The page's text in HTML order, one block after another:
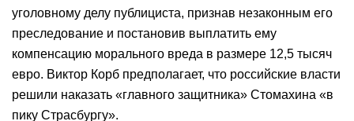
уголовному делу публициста, признав незаконным его
преследование и постановив выплатить ему
компенсацию морального вреда в размере 12,5 тысяч
евро. Виктор Корб предполагает, что российские власти
решили наказать «главного защитника» Стомахина «в
пику Страсбургу».